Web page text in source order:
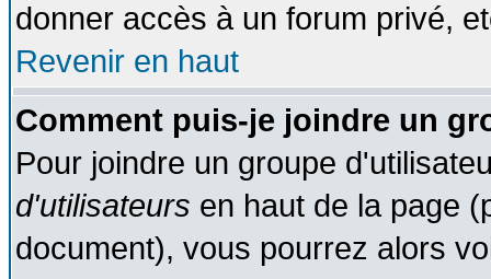
donner accès à un forum privé,
Revenir en haut
Comment puis-je joindre un
Pour joindre un groupe
d'utilisateurs en haut de la page
document), vous pourrez alors